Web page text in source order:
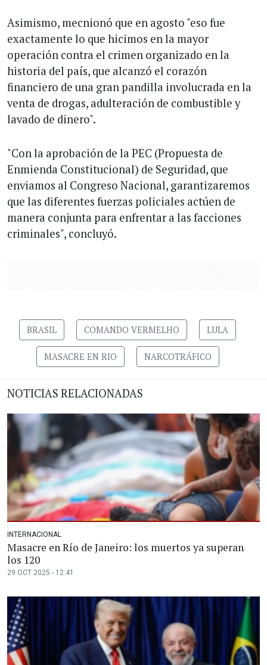
Asimismo, mecnionó que en agosto "eso fue
exactamente lo que hicimos en la mayor
operación contra el crimen organizado en la
historia del país, que alcanzó el corazón
financiero de una gran pandilla involucrada en la
venta de drogas, adulteración de combustible y
lavado de dinero".
"Con la aprobación de la PEC (Propuesta de
Enmienda Constitucional) de Seguridad, que
enviamos al Congreso Nacional, garantizaremos
que las diferentes fuerzas policiales actúen de
manera conjunta para enfrentar a las facciones
criminales", concluyó.
BRASIL COMANDO VERMELHO LULA
MASACRE EN RIO NARCOTRÁFICO
NOTICIAS RELACIONADAS
INTERNACIONAL
Masacre en Río de Janeiro: los muertos ya superan
los 120
29 OCT 2025 - 12:41